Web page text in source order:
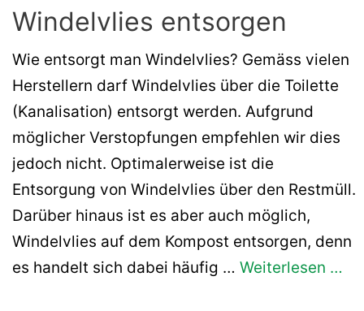
Windelvlies entsorgen
Wie entsorgt man Windelvlies? Gemäss vielen
Herstellern darf Windelvlies über die Toilette
(Kanalisation) entsorgt werden. Aufgrund
möglicher Verstopfungen empfehlen wir dies
jedoch nicht. Optimalerweise ist die
Entsorgung von Windelvlies über den Restmüll.
Darüber hinaus ist es aber auch möglich,
Windelvlies auf dem Kompost entsorgen, denn
es handelt sich dabei häufig … Weiterlesen …